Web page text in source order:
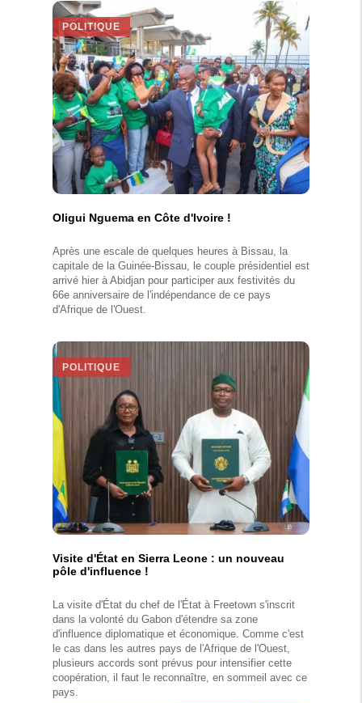
POLITIQUE
Oligui Nguema en Côte d'Ivoire !
Après une escale de quelques heures à Bissau, la
capitale de la Guinée-Bissau, le couple présidentiel est
arrivé hier à Abidjan pour participer aux festivités du
66e anniversaire de l'indépendance de ce pays
d'Afrique de l'Ouest.
POLITIQUE
Visite d'État en Sierra Leone : un nouveau
pôle d'influence !
La visite d'État du chef de l'État à Freetown s'inscrit
dans la volonté du Gabon d'étendre sa zone
d'influence diplomatique et économique. Comme c'est
le cas dans les autres pays de l'Afrique de l'Ouest,
plusieurs accords sont prévus pour intensifier cette
coopération, il faut le reconnaître, en sommeil avec ce
pays.